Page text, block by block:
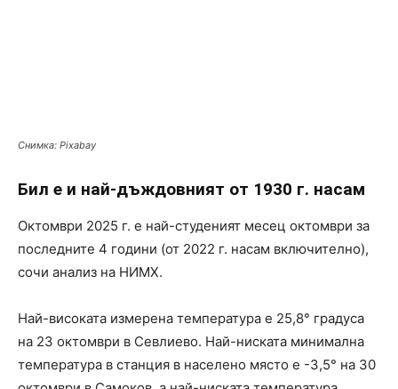
Снимка: Pixabay
Бил е и най-дъждовният от 1930 г. насам
Октомври 2025 г. е най-студеният месец октомври за
последните 4 години (от 2022 г. насам включително),
сочи анализ на НИМХ.
Най-високата измерена температура е 25,8° градуса
на 23 октомври в Севлиево. Най-ниската минимална
температура в станция в населено място e -3,5° на 30